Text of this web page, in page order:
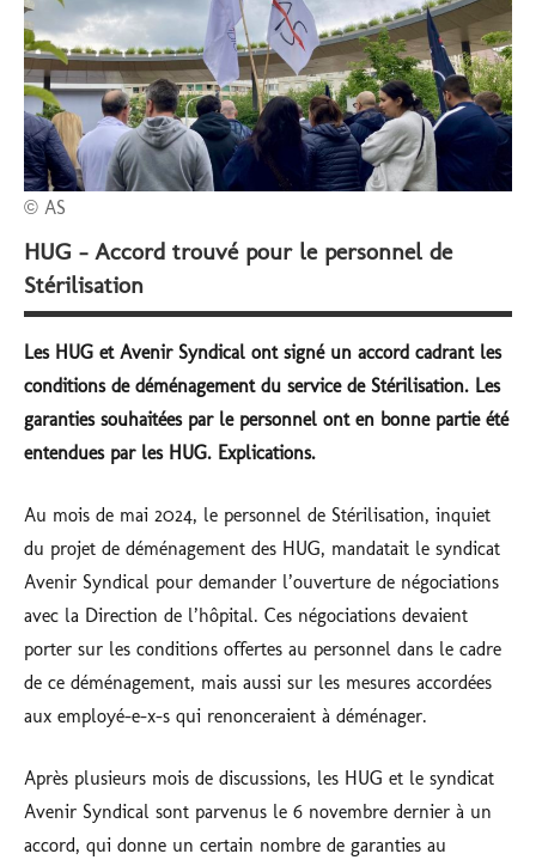
subventionnés
© AS
HUG – Accord trouvé pour le personnel de
Stérilisation
Les HUG et Avenir Syndical ont signé un accord cadrant les
conditions de déménagement du service de Stérilisation. Les
garanties souhaitées par le personnel ont en bonne partie été
entendues par les HUG. Explications.
Au mois de mai 2024, le personnel de Stérilisation, inquiet
du projet de déménagement des HUG, mandatait le syndicat
Avenir Syndical pour demander l’ouverture de négociations
avec la Direction de l’hôpital. Ces négociations devaient
porter sur les conditions offertes au personnel dans le cadre
de ce déménagement, mais aussi sur les mesures accordées
aux employé-e-x-s qui renonceraient à déménager.
Après plusieurs mois de discussions, les HUG et le syndicat
Avenir Syndical sont parvenus le 6 novembre dernier à un
accord, qui donne un certain nombre de garanties au